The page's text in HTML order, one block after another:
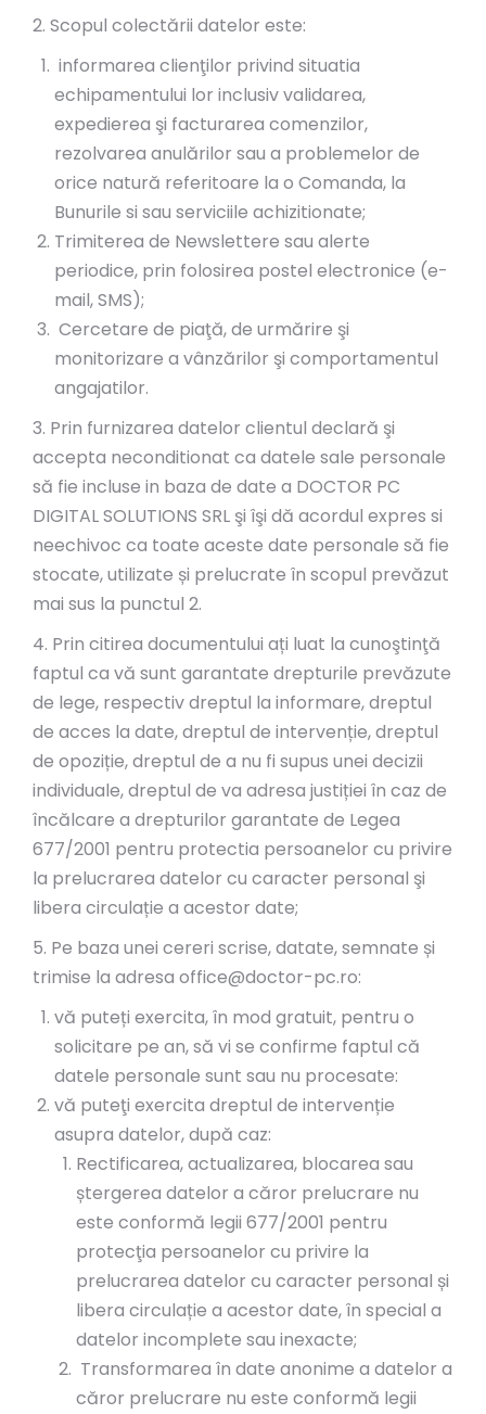
2. Scopul colectării datelor este:
informarea clienţilor privind situatia
echipamentului lor inclusiv validarea,
expedierea şi facturarea comenzilor,
rezolvarea anulărilor sau a problemelor de
orice natură referitoare la o Comanda, la
Bunurile si sau serviciile achizitionate;
Trimiterea de Newslettere sau alerte
periodice, prin folosirea postel electronice (e-
mail, SMS);
Cercetare de piaţă, de urmărire şi
monitorizare a vânzărilor şi comportamentul
angajatilor.
3. Prin furnizarea datelor clientul declară şi
accepta neconditionat ca datele sale personale
să fie incluse in baza de date a DOCTOR PC
DIGITAL SOLUTIONS SRL şi îşi dă acordul expres si
neechivoc ca toate aceste date personale să fie
stocate, utilizate și prelucrate în scopul prevăzut
mai sus la punctul 2.
4. Prin citirea documentului ați luat la cunoştinţă
faptul ca vă sunt garantate drepturile prevăzute
de lege, respectiv dreptul la informare, dreptul
de acces la date, dreptul de intervenție, dreptul
de opoziție, dreptul de a nu fi supus unei decizii
individuale, dreptul de va adresa justiției în caz de
încălcare a drepturilor garantate de Legea
677/2001 pentru protectia persoanelor cu privire
la prelucrarea datelor cu caracter personal şi
libera circulație a acestor date;
5. Pe baza unei cereri scrise, datate, semnate și
trimise la adresa office@doctor-pc.ro:
vă puteți exercita, în mod gratuit, pentru o
solicitare pe an, să vi se confirme faptul că
datele personale sunt sau nu procesate:
vă puteţi exercita dreptul de intervenție
asupra datelor, după caz:
Rectificarea, actualizarea, blocarea sau
ștergerea datelor a căror prelucrare nu
este conformă legii 677/2001 pentru
protecţia persoanelor cu privire la
prelucrarea datelor cu caracter personal și
libera circulație a acestor date, în special a
datelor incomplete sau inexacte;
Transformarea în date anonime a datelor a
căror prelucrare nu este conformă legii